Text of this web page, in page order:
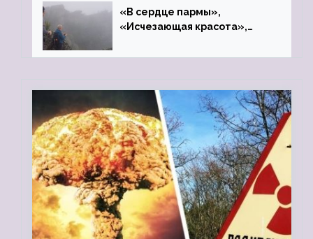
«В сердце пармы»,
«Исчезающая красота»,